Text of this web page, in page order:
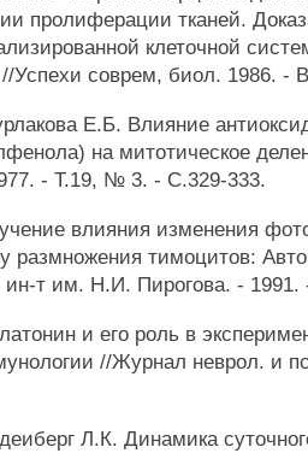
пролиферации тканей.
клеточной
Успехи соврем, биол. 1986. -
Е.Б. Влияние
на митотическое
- Т.19, № 3. - С.329-333.
влияния изменения
размножения тимоцитов:
т им. Н.И. Пирогова. - 1991.
и его роль в
//Журнал неврол. и
Л.К. Динамика